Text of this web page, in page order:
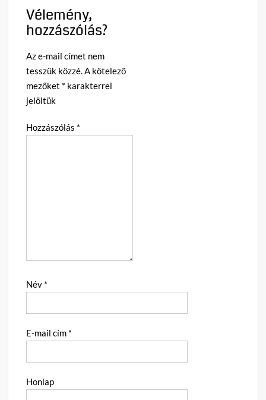
Vélemény,
hozzászólás?
Az e-mail címet nem
tesszük közzé.A kötelező
mezőket * karakterrel
jelöltük
Hozzászólás *
Név *
E-mail cím *
Honlap